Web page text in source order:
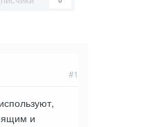
#1
и